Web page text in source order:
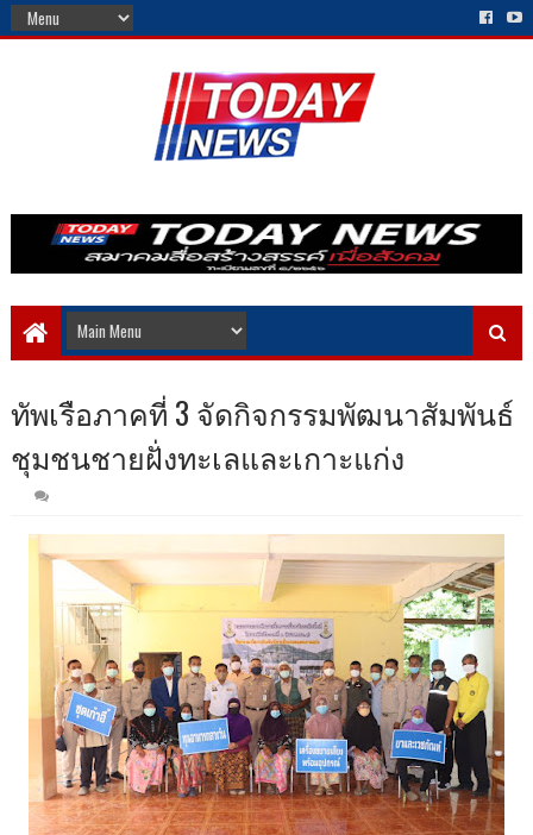
ทัพเรือภาคที่ 3 จัดกิจกรรมพัฒนาสัมพันธ์
ชุมชนชายฝั่งทะเลและเกาะแก่ง